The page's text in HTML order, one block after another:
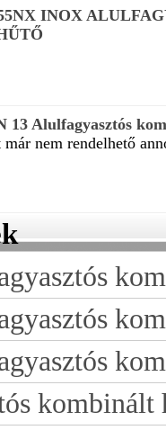
INOX
13 Alulfagyasztós
nem rendelhető
kombinált